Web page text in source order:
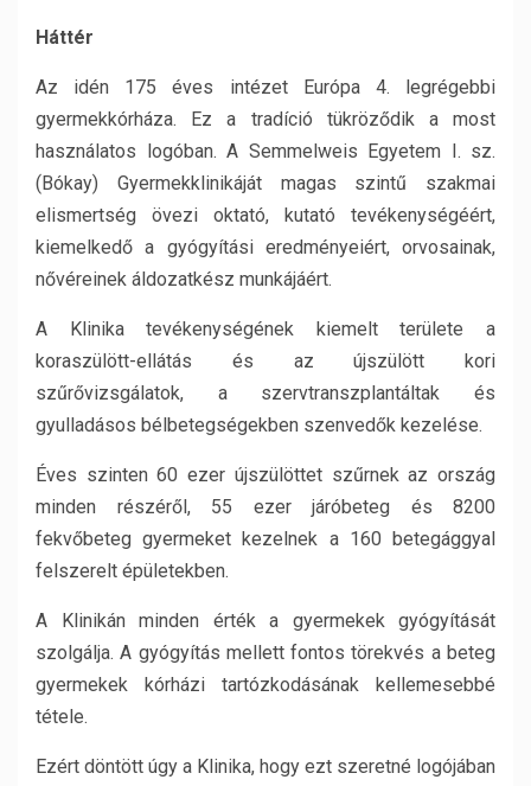
Háttér
Az idén 175 éves intézet Európa 4. legrégebbi
gyermekkórháza. Ez a tradíció tükröződik a most
használatos logóban. A Semmelweis Egyetem I. sz.
(Bókay) Gyermekklinikáját magas szintű szakmai
elismertség övezi oktató, kutató tevékenységéért,
kiemelkedő a gyógyítási eredményeiért, orvosainak,
nővéreinek áldozatkész munkájáért.
A Klinika tevékenységének kiemelt területe a
koraszülött-ellátás és az újszülött kori
szűrővizsgálatok, a szervtranszplantáltak és
gyulladásos bélbetegségekben szenvedők kezelése.
Éves szinten 60 ezer újszülöttet szűrnek az ország
minden részéről, 55 ezer járóbeteg és 8200
fekvőbeteg gyermeket kezelnek a 160 betegággyal
felszerelt épületekben.
A Klinikán minden érték a gyermekek gyógyítását
szolgálja. A gyógyítás mellett fontos törekvés a beteg
gyermekek kórházi tartózkodásának kellemesebbé
tétele.
Ezért döntött úgy a Klinika, hogy ezt szeretné logójában